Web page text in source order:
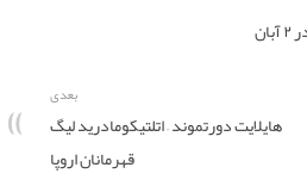
هایلایت مسابقات لیگ NBA در ۲ آبان
بعدی
هایلایت دورتموند – اتلتیکومادرید لیگ
قهرمانان اروپا